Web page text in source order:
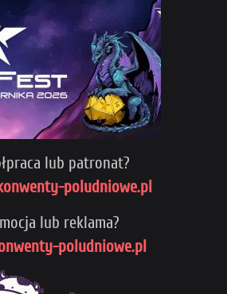
lub patronat?
poludniowe.pl
lub reklama?
poludniowe.pl